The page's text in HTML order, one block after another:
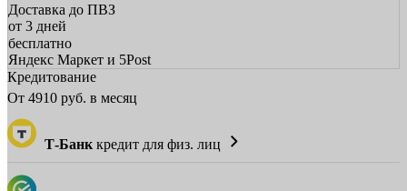
Доставка до ПВЗ
от 3 дней
бесплатно
Яндекс Маркет и 5Post
Кредитование
От 4910 руб. в месяц
Т-Банк кредит для физ. лиц